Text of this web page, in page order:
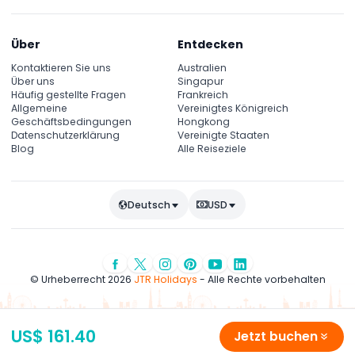
US$ 161.40 Jetzt buchen
Über
Kontaktieren Sie uns
Über uns
Häufig gestellte Fragen
Allgemeine
Geschäftsbedingungen
Datenschutzerklärung
Blog
Entdecken
Australien
Singapur
Frankreich
Vereinigtes Königreich
Hongkong
Vereinigte Staaten
Alle Reiseziele
Deutsch USD
© Urheberrecht 2026 JTR Holidays - Alle Rechte vorbehalten